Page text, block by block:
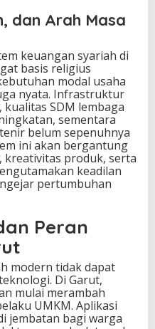
dan Arah Masa
keuangan syariah di
basis religius
modal usaha
nyata. Infrastruktur
SDM lembaga
sementara
belum sepenuhnya
ini akan bergantung
kreativitas produk, serta
keadilan
pertumbuhan
Peran
modern tidak dapat
Di Garut,
mulai merambah
UMKM. Aplikasi
jembatan bagi warga